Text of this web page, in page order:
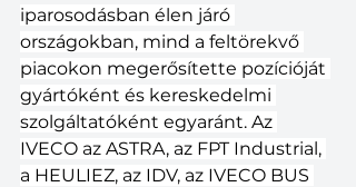
iparosodásban élen járó
országokban, mind a feltörekvő
piacokon megerősítette pozícióját
gyártóként és kereskedelmi
szolgáltatóként egyaránt. Az
IVECO az ASTRA, az FPT Industrial,
a HEULIEZ, az IDV, az IVECO BUS